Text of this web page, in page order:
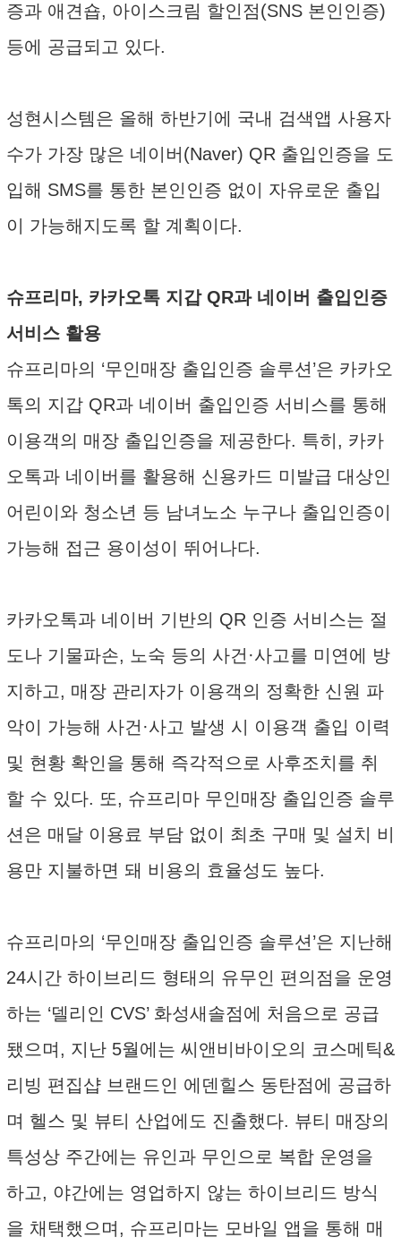
증과 애견숍, 아이스크림 할인점(SNS 본인인증)
등에 공급되고 있다.
성현시스템은 올해 하반기에 국내 검색앱 사용자
수가 가장 많은 네이버(Naver) QR 출입인증을 도
입해 SMS를 통한 본인인증 없이 자유로운 출입
이 가능해지도록 할 계획이다.
슈프리마, 카카오톡 지갑 QR과 네이버 출입인증
서비스 활용
슈프리마의 ‘무인매장 출입인증 솔루션’은 카카오
톡의 지갑 QR과 네이버 출입인증 서비스를 통해
이용객의 매장 출입인증을 제공한다. 특히, 카카
오톡과 네이버를 활용해 신용카드 미발급 대상인
어린이와 청소년 등 남녀노소 누구나 출입인증이
가능해 접근 용이성이 뛰어나다.
카카오톡과 네이버 기반의 QR 인증 서비스는 절
도나 기물파손, 노숙 등의 사건·사고를 미연에 방
지하고, 매장 관리자가 이용객의 정확한 신원 파
악이 가능해 사건·사고 발생 시 이용객 출입 이력
및 현황 확인을 통해 즉각적으로 사후조치를 취
할 수 있다. 또, 슈프리마 무인매장 출입인증 솔루
션은 매달 이용료 부담 없이 최초 구매 및 설치 비
용만 지불하면 돼 비용의 효율성도 높다.
슈프리마의 ‘무인매장 출입인증 솔루션’은 지난해
24시간 하이브리드 형태의 유무인 편의점을 운영
하는 ‘델리인 CVS’ 화성새솔점에 처음으로 공급
됐으며, 지난 5월에는 씨앤비바이오의 코스메틱&
리빙 편집샵 브랜드인 에덴힐스 동탄점에 공급하
며 헬스 및 뷰티 산업에도 진출했다. 뷰티 매장의
특성상 주간에는 유인과 무인으로 복합 운영을
하고, 야간에는 영업하지 않는 하이브리드 방식
을 채택했으며, 슈프리마는 모바일 앱을 통해 매